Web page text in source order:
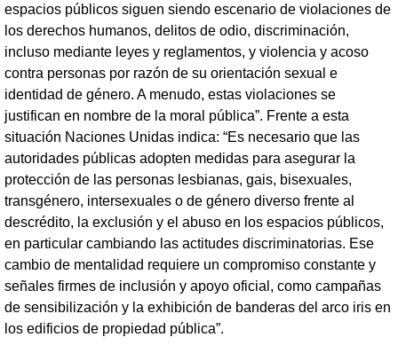
espacios públicos siguen siendo escenario de violaciones de
los derechos humanos, delitos de odio, discriminación,
incluso mediante leyes y reglamentos, y violencia y acoso
contra personas por razón de su orientación sexual e
identidad de género. A menudo, estas violaciones se
justifican en nombre de la moral pública”. Frente a esta
situación Naciones Unidas indica: “Es necesario que las
autoridades públicas adopten medidas para asegurar la
protección de las personas lesbianas, gais, bisexuales,
transgénero, intersexuales o de género diverso frente al
descrédito, la exclusión y el abuso en los espacios públicos,
en particular cambiando las actitudes discriminatorias. Ese
cambio de mentalidad requiere un compromiso constante y
señales firmes de inclusión y apoyo oficial, como campañas
de sensibilización y la exhibición de banderas del arco iris en
los edificios de propiedad pública”.